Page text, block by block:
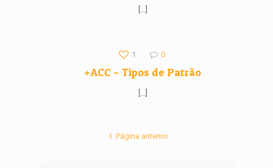
[…]
1 0
+ACC – Tipos de Patrão
[…]
Página anterior